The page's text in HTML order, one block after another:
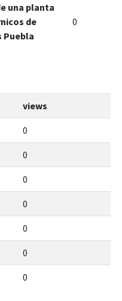
una planta
de
Puebla
0
views
0
0
0
0
0
0
0